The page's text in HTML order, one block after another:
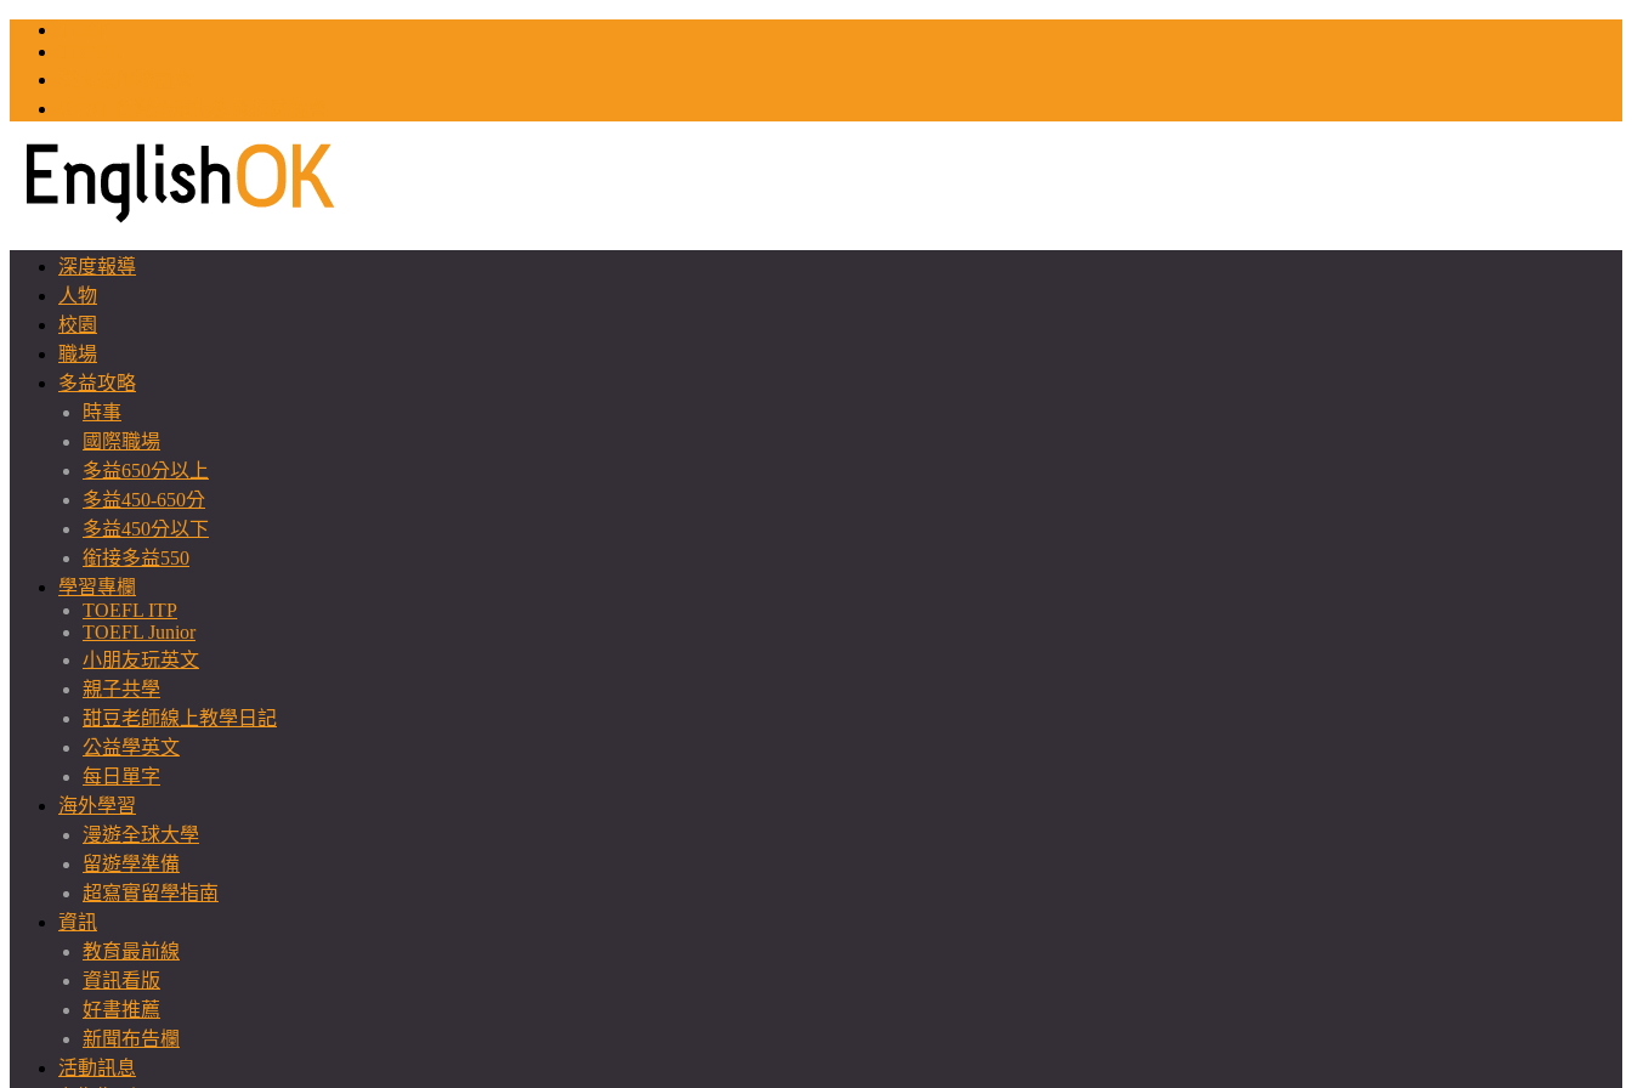
深度報導
人物
校園
職場
多益攻略
時事
國際職場
多益650分以上
多益450-650分
多益450分以下
銜接多益550
學習專欄
TOEFL ITP
TOEFL Junior
小朋友玩英文
親子共學
甜豆老師線上教學日記
公益學英文
每日單字
海外學習
漫遊全球大學
留遊學準備
超寫實留學指南
資訊
教育最前線
資訊看版
好書推薦
新聞布告欄
活動訊息